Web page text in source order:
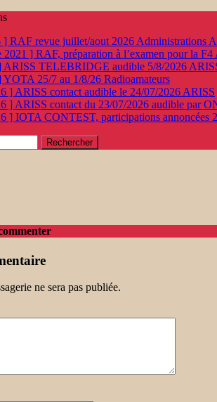
] RAF revue juillet/aout 2026 Administrations
2021 ] RAF, préparation à l’examen pour la F4
ARISS TELEBRIDGE audible 5/8/2026
YOTA 25/7 au 1/8/26 Radioamateurs
] ARISS contact audible le 24/07/2026 ARISS
] ARISS contact du 23/07/2026 audible par
] IOTA CONTEST, participations annoncées
ne sera pas publiée.